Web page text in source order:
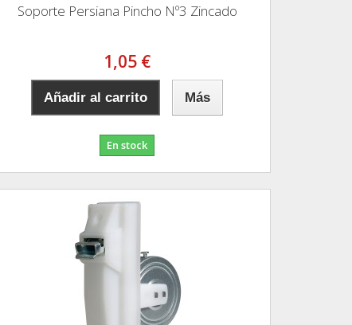
Soporte Persiana Pincho Nº3 Zincado
1,05 €
Añadir al carrito Más
En stock